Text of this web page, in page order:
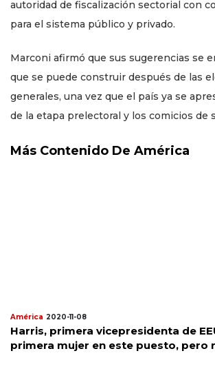
autoridad de fiscalización sectorial con
para el sistema público y privado.
Marconi afirmó que sus sugerencias se
que se puede construir después de las
generales, una vez que el país ya se
de la etapa prelectoral y los comicios de
Más Contenido De América
América 2020-11-08
Harris, primera vicepresidenta de
primera mujer en este puesto, pero